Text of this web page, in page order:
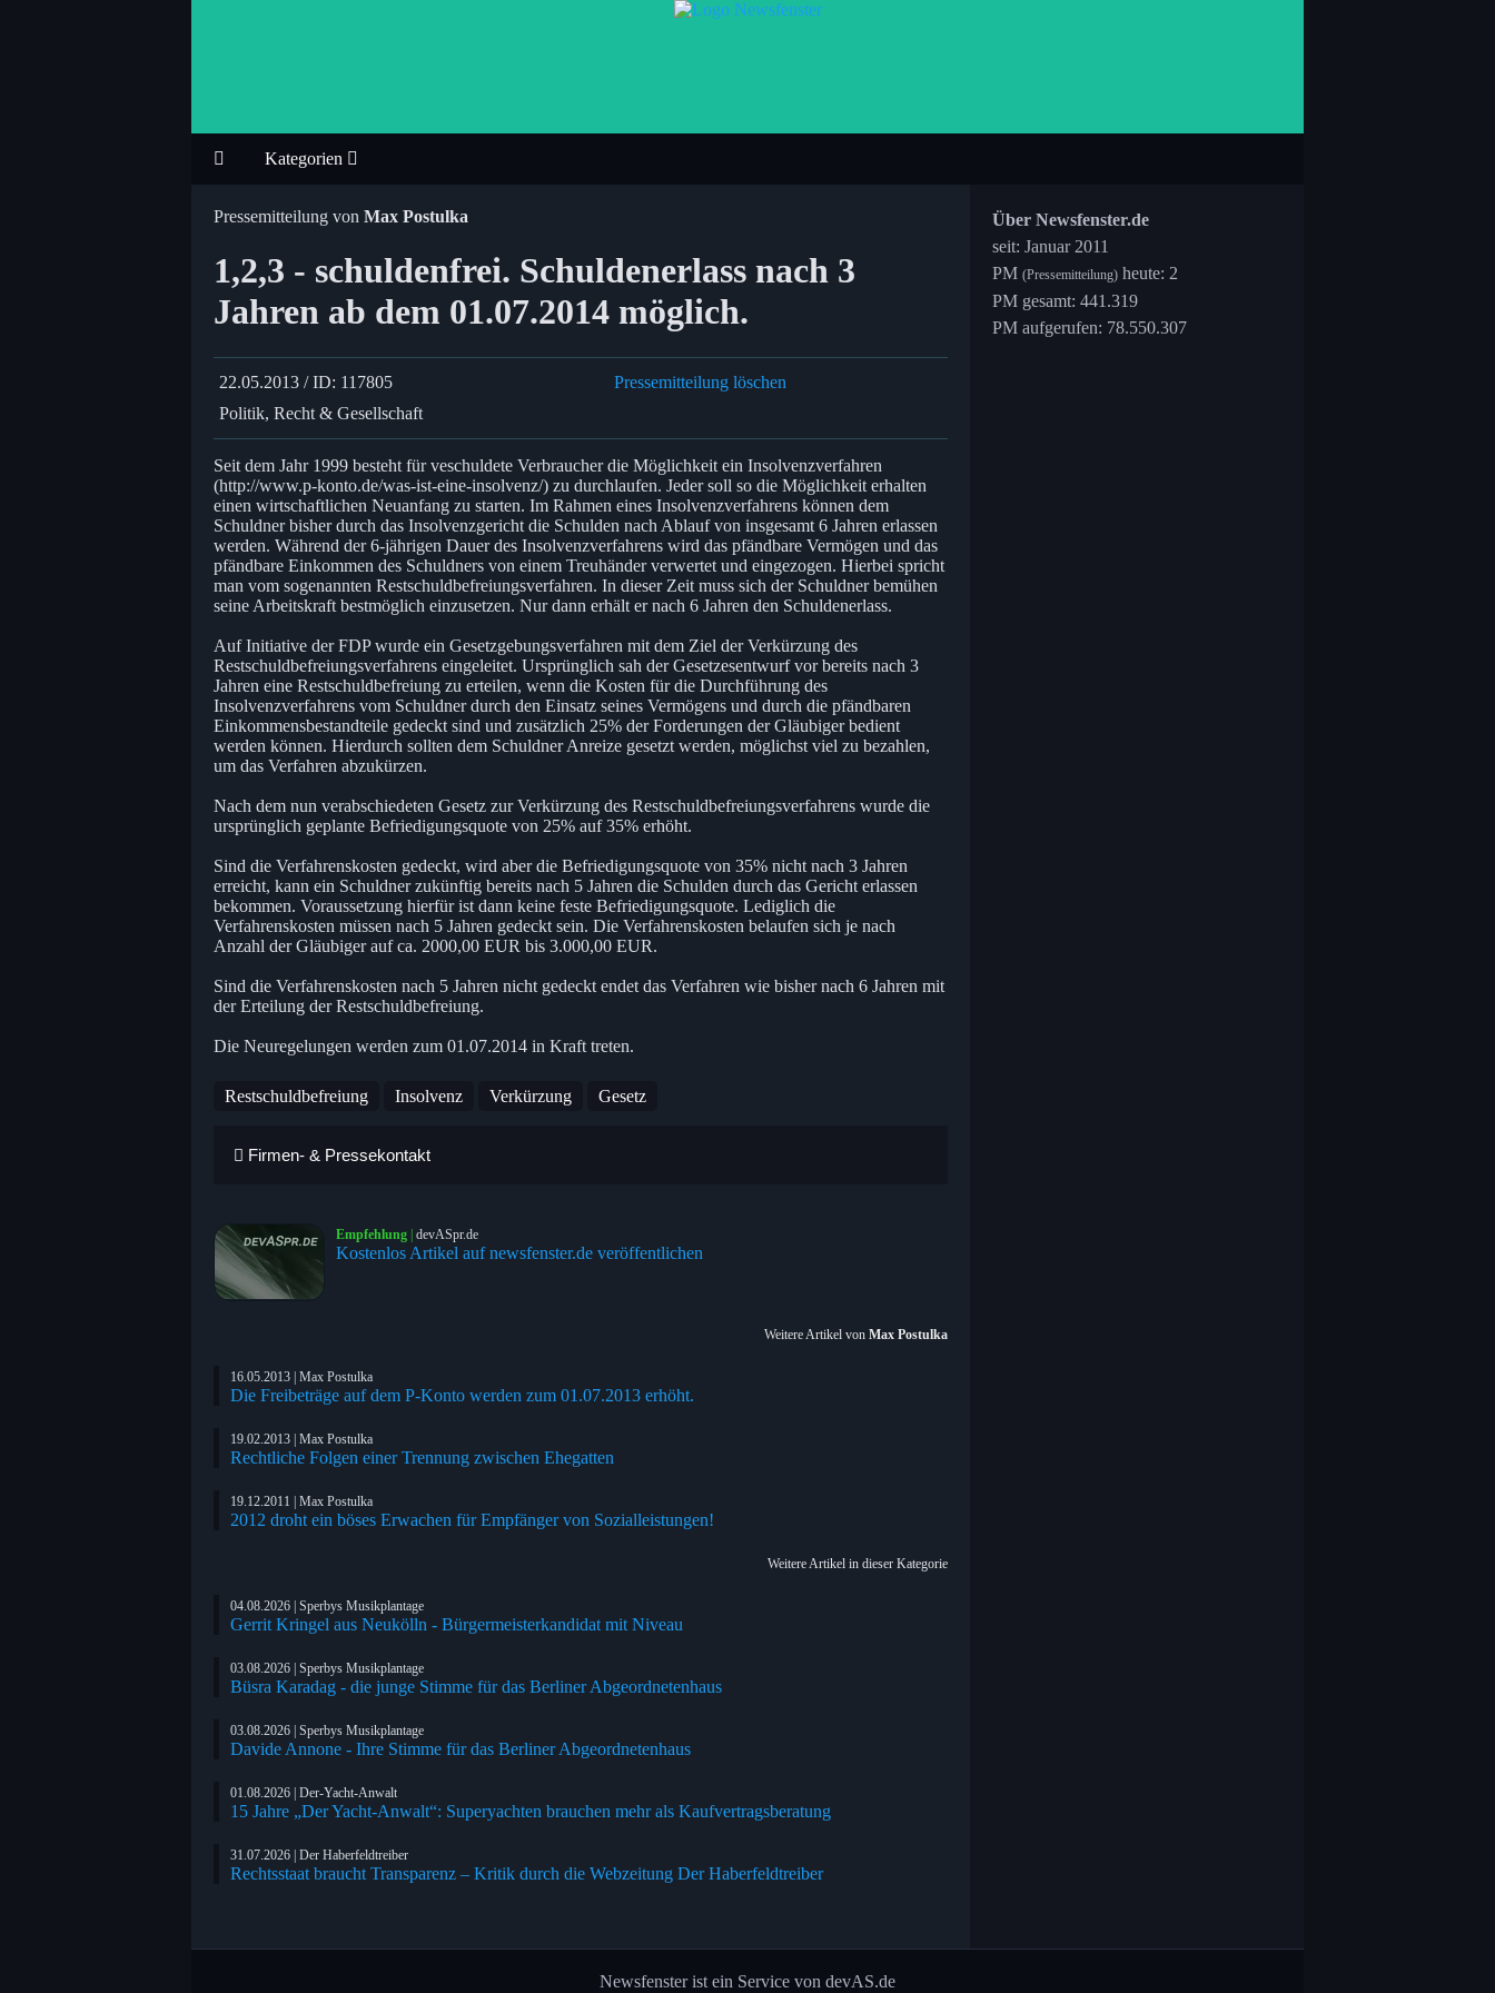
Kategorien
Pressemitteilung von Max Postulka
1,2,3 - schuldenfrei. Schuldenerlass nach 3
Jahren ab dem 01.07.2014 möglich.
22.05.2013 / ID: 117805
Pressemitteilung löschen
Politik, Recht & Gesellschaft
Seit dem Jahr 1999 besteht für veschuldete Verbraucher die Möglichkeit ein Insolvenzverfahren
(http://www.p-konto.de/was-ist-eine-insolvenz/) zu durchlaufen. Jeder soll so die Möglichkeit erhalten
einen wirtschaftlichen Neuanfang zu starten. Im Rahmen eines Insolvenzverfahrens können dem
Schuldner bisher durch das Insolvenzgericht die Schulden nach Ablauf von insgesamt 6 Jahren erlassen
werden. Während der 6-jährigen Dauer des Insolvenzverfahrens wird das pfändbare Vermögen und das
pfändbare Einkommen des Schuldners von einem Treuhänder verwertet und eingezogen. Hierbei spricht
man vom sogenannten Restschuldbefreiungsverfahren. In dieser Zeit muss sich der Schuldner bemühen
seine Arbeitskraft bestmöglich einzusetzen. Nur dann erhält er nach 6 Jahren den Schuldenerlass.
Auf Initiative der FDP wurde ein Gesetzgebungsverfahren mit dem Ziel der Verkürzung des
Restschuldbefreiungsverfahrens eingeleitet. Ursprünglich sah der Gesetzesentwurf vor bereits nach 3
Jahren eine Restschuldbefreiung zu erteilen, wenn die Kosten für die Durchführung des
Insolvenzverfahrens vom Schuldner durch den Einsatz seines Vermögens und durch die pfändbaren
Einkommensbestandteile gedeckt sind und zusätzlich 25% der Forderungen der Gläubiger bedient
werden können. Hierdurch sollten dem Schuldner Anreize gesetzt werden, möglichst viel zu bezahlen,
um das Verfahren abzukürzen.
Nach dem nun verabschiedeten Gesetz zur Verkürzung des Restschuldbefreiungsverfahrens wurde die
ursprünglich geplante Befriedigungsquote von 25% auf 35% erhöht.
Sind die Verfahrenskosten gedeckt, wird aber die Befriedigungsquote von 35% nicht nach 3 Jahren
erreicht, kann ein Schuldner zukünftig bereits nach 5 Jahren die Schulden durch das Gericht erlassen
bekommen. Voraussetzung hierfür ist dann keine feste Befriedigungsquote. Lediglich die
Verfahrenskosten müssen nach 5 Jahren gedeckt sein. Die Verfahrenskosten belaufen sich je nach
Anzahl der Gläubiger auf ca. 2000,00 EUR bis 3.000,00 EUR.
Sind die Verfahrenskosten nach 5 Jahren nicht gedeckt endet das Verfahren wie bisher nach 6 Jahren mit
der Erteilung der Restschuldbefreiung.
Die Neuregelungen werden zum 01.07.2014 in Kraft treten.
Restschuldbefreiung Insolvenz Verkürzung Gesetz
Firmen- & Pressekontakt
Empfehlung | devASpr.de
Kostenlos Artikel auf newsfenster.de veröffentlichen
Weitere Artikel von Max Postulka
16.05.2013 | Max Postulka
Die Freibeträge auf dem P-Konto werden zum 01.07.2013 erhöht.
19.02.2013 | Max Postulka
Rechtliche Folgen einer Trennung zwischen Ehegatten
19.12.2011 | Max Postulka
2012 droht ein böses Erwachen für Empfänger von Sozialleistungen!
Weitere Artikel in dieser Kategorie
04.08.2026 | Sperbys Musikplantage
Gerrit Kringel aus Neukölln - Bürgermeisterkandidat mit Niveau
03.08.2026 | Sperbys Musikplantage
Büsra Karadag - die junge Stimme für das Berliner Abgeordnetenhaus
03.08.2026 | Sperbys Musikplantage
Davide Annone - Ihre Stimme für das Berliner Abgeordnetenhaus
01.08.2026 | Der-Yacht-Anwalt
15 Jahre „Der Yacht-Anwalt“: Superyachten brauchen mehr als Kaufvertragsberatung
31.07.2026 | Der Haberfeldtreiber
Rechtsstaat braucht Transparenz – Kritik durch die Webzeitung Der Haberfeldtreiber
Über Newsfenster.de
seit: Januar 2011
PM (Pressemitteilung) heute: 2
PM gesamt: 441.319
PM aufgerufen: 78.550.307
Newsfenster ist ein Service von devAS.de